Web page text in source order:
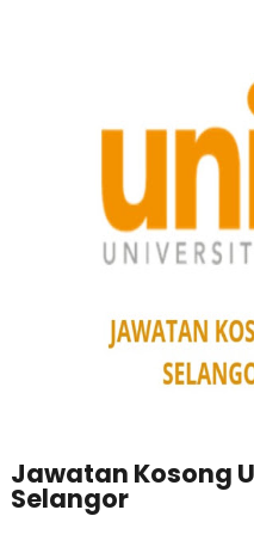
Jawatan Kosong
Selangor